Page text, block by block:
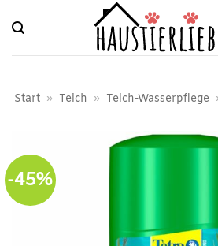
Inhalt
springen
Start » Teich » Teich-Wasserpflege
-45%